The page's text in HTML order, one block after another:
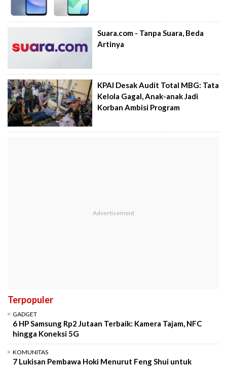
Suara.com - Tanpa Suara, Beda
Artinya
KPAI Desak Audit Total MBG: Tata
Kelola Gagal, Anak-anak Jadi
Korban Ambisi Program
Terpopuler
GADGET
6 HP Samsung Rp2 Jutaan Terbaik: Kamera Tajam, NFC
hingga Koneksi 5G
KOMUNITAS
7 Lukisan Pembawa Hoki Menurut Feng Shui untuk